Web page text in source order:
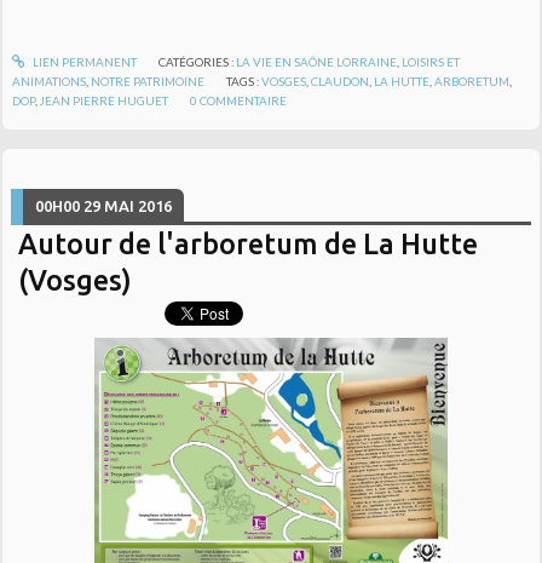
LIEN PERMANENT CATÉGORIES : LA VIE EN SAÔNE LORRAINE, LOISIRS ET
ANIMATIONS NOTRE PATRIMOINE TAGS :VOSGES ,CLAUDON LA HUTTE ,ARBORETUM
DOP, JEAN PIERRE HUGUET 0 COMMENTAIRE
00H00 29 MAI 2016
Autour de l'arboretum de La Hutte
(Vosges)